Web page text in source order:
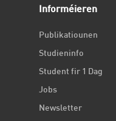
Informéieren
Publikatiounen
Studieninfo
Student fir 1 Dag
Jobs
Newsletter